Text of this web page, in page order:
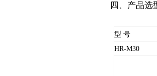
四、产品选
型 号
HR-M30